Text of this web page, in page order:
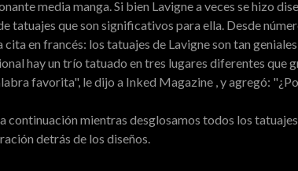
media manga. Si bien Lavigne a veces se hizo
tatuajes que son significativos para ella. Desde
cita en francés: los tatuajes de Lavigne son tan
hay un trío tatuado en tres lugares diferentes que
favorita", le dijo a Inked Magazine , y agregó:
continuación mientras desglosamos todos los
detrás de los diseños.